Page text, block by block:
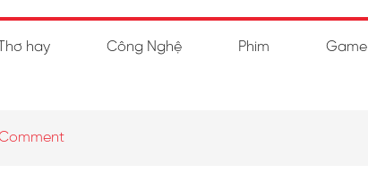
Thơ hay Công Nghệ Phim Game